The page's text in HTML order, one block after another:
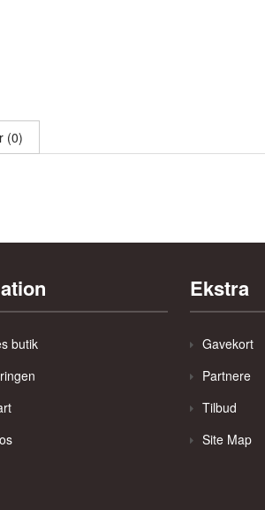
(0)
butik
Ekstra
Gavekort
Partnere
Tilbud
Site Map